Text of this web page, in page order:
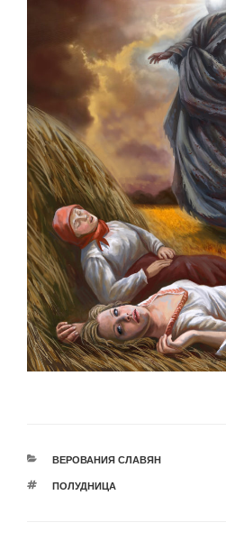
РУБРИКИ
ВЕРОВАНИЯ СЛАВЯН
МЕТКИ
ПОЛУДНИЦА